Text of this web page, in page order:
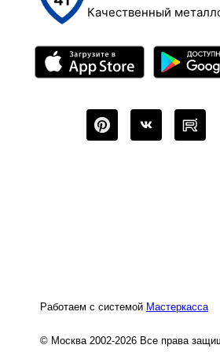
Качественный
Работаем с системой Мастеркасса
© Москва 2002-2026 Все права